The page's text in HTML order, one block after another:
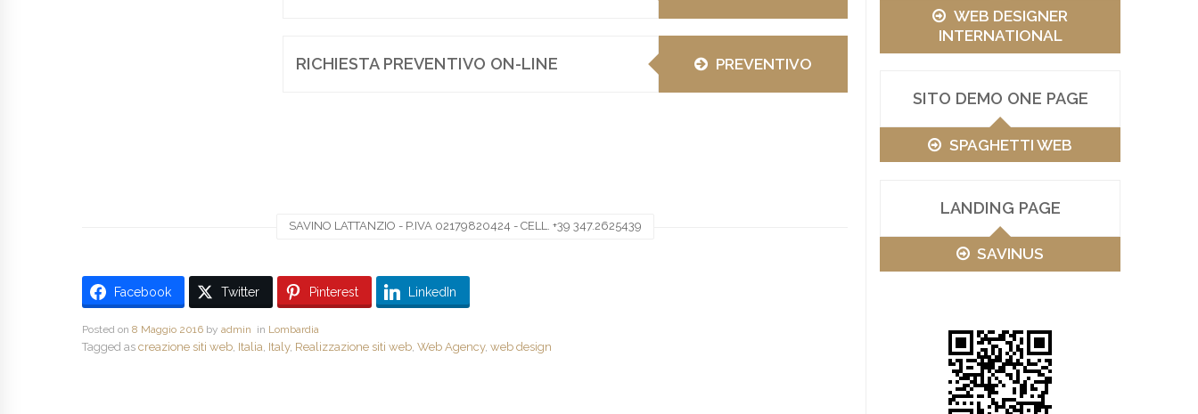
WEB DESIGNER
INTERNATIONAL
SITO DEMO ONE PAGE
SPAGHETTI WEB
LANDING PAGE
SAVINUS
RICHIESTA PREVENTIVO ON-LINE PREVENTIVO
SAVINO LATTANZIO - P.IVA 02179820424 - CELL. +39 347.2625439
Facebook Twitter Pinterest LinkedIn
Posted on 8 Maggio 2016 by admin in Lombardia
Tagged as creazione siti web Italia Italy, Realizzazione siti web Web Agency, web design